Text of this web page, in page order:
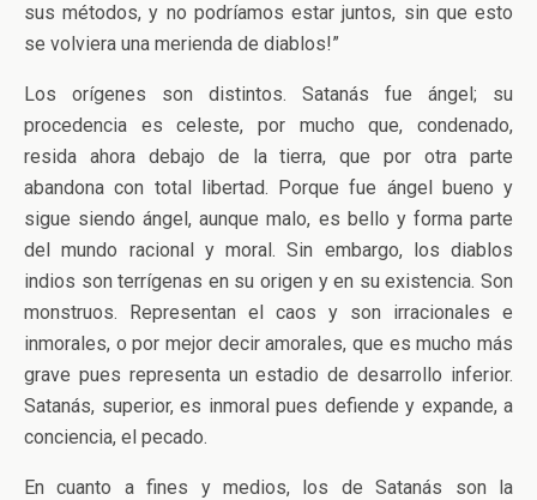
sus métodos, y no podríamos estar juntos, sin que esto
se volviera una merienda de diablos!”
Los orígenes son distintos. Satanás fue ángel; su
procedencia es celeste, por mucho que, condenado,
resida ahora debajo de la tierra, que por otra parte
abandona con total libertad. Porque fue ángel bueno y
sigue siendo ángel, aunque malo, es bello y forma parte
del mundo racional y moral. Sin embargo, los diablos
indios son terrígenas en su origen y en su existencia. Son
monstruos. Representan el caos y son irracionales e
inmorales, o por mejor decir amorales, que es mucho más
grave pues representa un estadio de desarrollo inferior.
Satanás, superior, es inmoral pues defiende y expande, a
conciencia, el pecado.
En cuanto a fines y medios, los de Satanás son la